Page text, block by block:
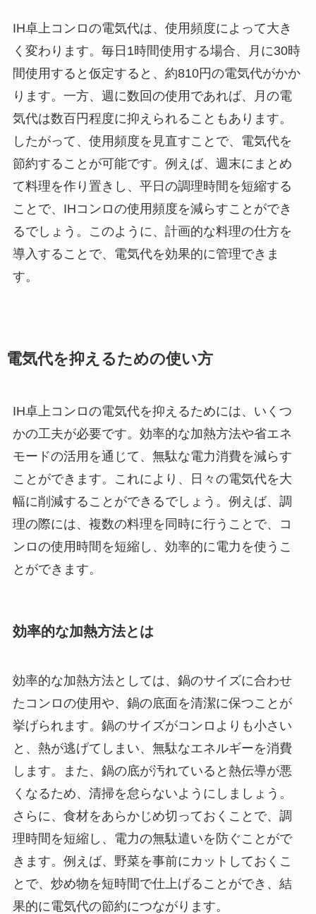
IH卓上コンロの電気代は、使用頻度によって大き
く変わります。毎日1時間使用する場合、月に30時
間使用すると仮定すると、約810円の電気代がかか
ります。一方、週に数回の使用であれば、月の電
気代は数百円程度に抑えられることもあります。
したがって、使用頻度を見直すことで、電気代を
節約することが可能です。例えば、週末にまとめ
て料理を作り置きし、平日の調理時間を短縮する
ことで、IHコンロの使用頻度を減らすことができ
るでしょう。このように、計画的な料理の仕方を
導入することで、電気代を効果的に管理できま
す。
電気代を抑えるための使い方
IH卓上コンロの電気代を抑えるためには、いくつ
かの工夫が必要です。効率的な加熱方法や省エネ
モードの活用を通じて、無駄な電力消費を減らす
ことができます。これにより、日々の電気代を大
幅に削減することができるでしょう。例えば、調
理の際には、複数の料理を同時に行うことで、コ
ンロの使用時間を短縮し、効率的に電力を使うこ
とができます。
効率的な加熱方法とは
効率的な加熱方法としては、鍋のサイズに合わせ
たコンロの使用や、鍋の底面を清潔に保つことが
挙げられます。鍋のサイズがコンロよりも小さい
と、熱が逃げてしまい、無駄なエネルギーを消費
します。また、鍋の底が汚れていると熱伝導が悪
くなるため、清掃を怠らないようにしましょう。
さらに、食材をあらかじめ切っておくことで、調
理時間を短縮し、電力の無駄遣いを防ぐことがで
きます。例えば、野菜を事前にカットしておくこ
とで、炒め物を短時間で仕上げることができ、結
果的に電気代の節約につながります。